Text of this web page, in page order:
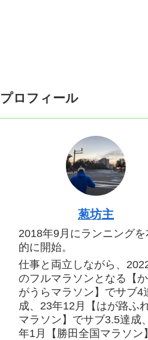
プロフィール
葱坊主
2018年9月にランニングを
的に開始。
仕事と両立しながら、
のフルマラソンとなる【
がうらマラソン】でサブ4
成、23年12月【はが路ふ
マラソン】でサブ3.5達成
年1月【勝田全国マラソン